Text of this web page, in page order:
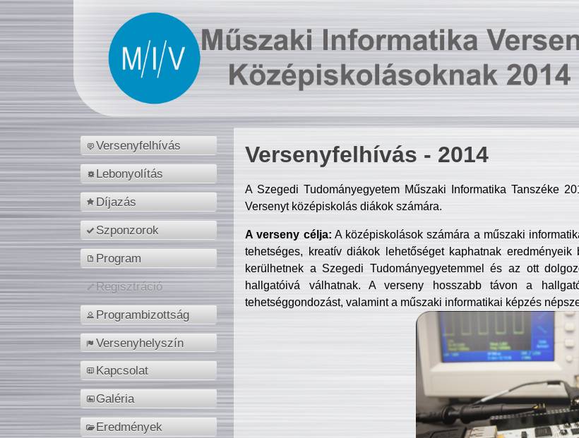
Versenyfelhívás
Lebonyolítás
Díjazás
Szponzorok
Program
Regisztráció
Programbizottság
Versenyhelyszín
Kapcsolat
Galéria
Eredmények
Versenyfelhívás - 2014
A Szegedi Tudományegyetem Műszaki Informatika Tanszéke
Versenyt középiskolás diákok számára.
A verseny célja: A középiskolások számára a műszaki
tehetséges, kreatív diákok lehetőséget kaphatnak
kerülhetnek a Szegedi Tudományegyetemmel és az ott
hallgatóivá válhatnak. A verseny hosszabb távon a
tehetséggondozást, valamint a műszaki informatikai képzés